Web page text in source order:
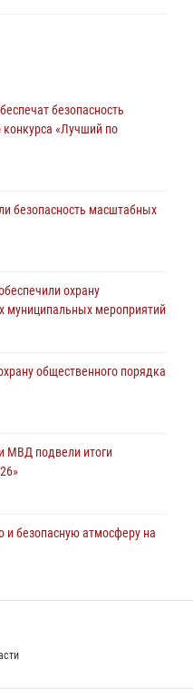
отреагировали
повреждений супруге
Темникове
партию вооружения в
безопасность
конкурса «Лучший по
безопасность масштабных
охрану
муниципальных мероприятий
общественного порядка
МВД подвели итоги
и безопасную атмосферу на
мероприятиях: от
России